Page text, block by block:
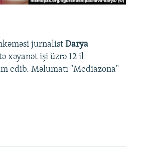
jurnalist Darya
xəyanət işi üzrə 12 il
edib. Məlumatı "Mediazona"